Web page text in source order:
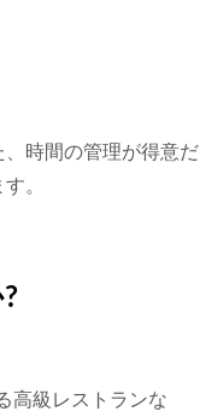
時間の管理が得意だ
。
高級レストランな